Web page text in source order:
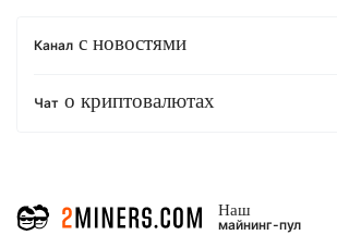
Канал с новостями
Чат о криптовалютах
Наш
майнинг-пул